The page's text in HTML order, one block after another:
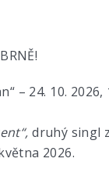
– 24. 10.
druhý singl
2026.